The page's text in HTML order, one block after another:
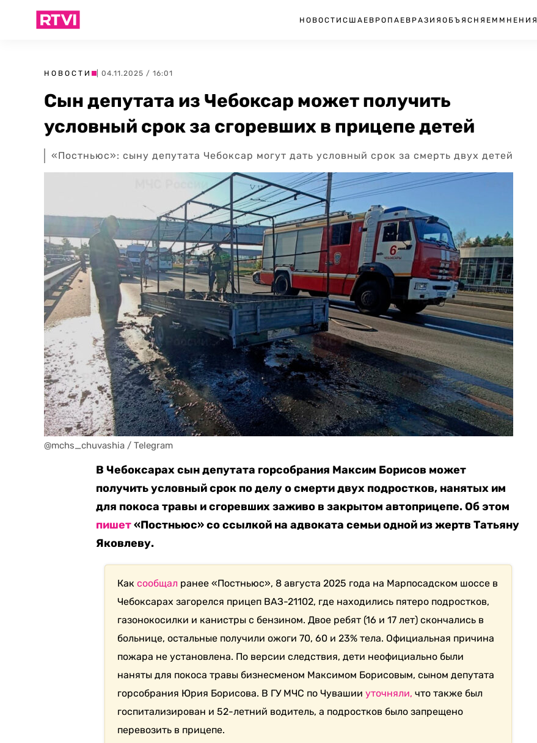
НОВОСТИ США ЕВРОПА ЕВРАЗИЯ ОБЪЯСНЯЕМ МНЕНИЯ
НОВОСТИ | 04.11.2025 / 16:01
Сын депутата из Чебоксар может получить
условный срок за сгоревших в прицепе детей
«Постньюс»: сыну депутата Чебоксар могут дать условный срок за смерть двух детей
@mchs_chuvashia / Telegram
В Чебоксарах сын депутата горсобрания Максим Борисов может
получить условный срок по делу о смерти двух подростков, нанятых им
для покоса травы и сгоревших заживо в закрытом автоприцепе. Об этом
пишет«Постньюс» со ссылкой на адвоката семьи одной из жертв Татьяну
Яковлеву.
Каксообщал ранее «Постньюс», 8 августа 2025 года на Марпосадском шоссе в
Чебоксарах загорелся прицеп ВАЗ-21102, где находились пятеро подростков,
газонокосилки и канистры с бензином. Двое ребят (16 и 17 лет) скончались в
больнице, остальные получили ожоги 70, 60 и 23% тела. Официальная причина
пожара не установлена. По версии следствия, дети неофициально были
наняты для покоса травы бизнесменом Максимом Борисовым, сыном депутата
горсобрания Юрия Борисова. В ГУ МЧС по Чувашииуточняли, что также был
госпитализирован и 52-летний водитель, а подростков было запрещено
перевозить в прицепе.